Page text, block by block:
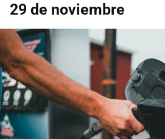
29 de noviembre